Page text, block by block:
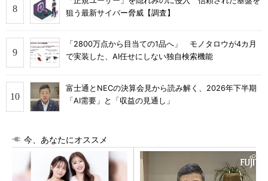
狙う最新サイバー脅威【調査】
「2800万点から目当ての1品へ」 モノタロウが4カ月
で実装した、AI任せにしない独自検索機能
富士通とNECの決算会見から読み解く、2026年下半期
「AI需要」と「収益の見通し」
今、あなたにオススメ